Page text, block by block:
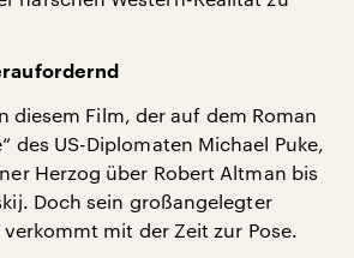
diesem Film, der auf dem Roman
des US-Diplomaten Michael Puke,
Herzog über Robert Altman bis
Doch sein großangelegter
mit der Zeit zur Pose.